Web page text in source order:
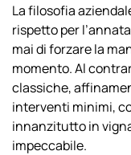
La filosofia
rispetto per
mai di forzare la
momento. Al
classiche,
interventi minimi,
innanzitutto in
impeccabile.